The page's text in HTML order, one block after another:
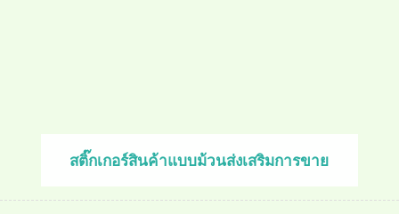
สติ๊กเกอร์สินค้าแบบม้วนส่งเสริมการขาย